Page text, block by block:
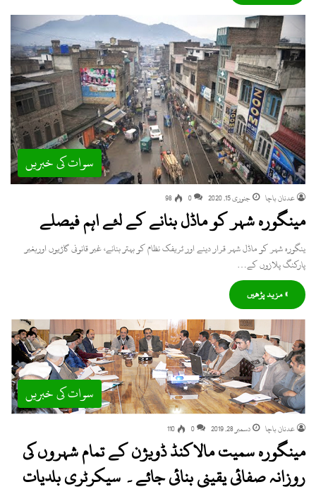
سوات کی خبریں
عدنان باچا جنوری 15, 2020 0
98
مینگورہ شہر کو ماڈل بنانے کے لئے اہم فیصلے
ینگورہ شہر کو ماڈل شہر قرار دینے اور ٹریفک نظام کو بہتر بنانے، غیر قانونی گاڑیوں اوربغیر
پارکنگ پلازوں کے…
» مزید پڑھیں
سوات کی خبریں
عدنان باچا دسمبر 28, 2019 0
110
مینگورہ سمیت مالاکنڈ ڈویژن کے تمام شہروں کی
روزانہ صفائی یقینی بنائی جائے۔ سیکرٹری بلدیات